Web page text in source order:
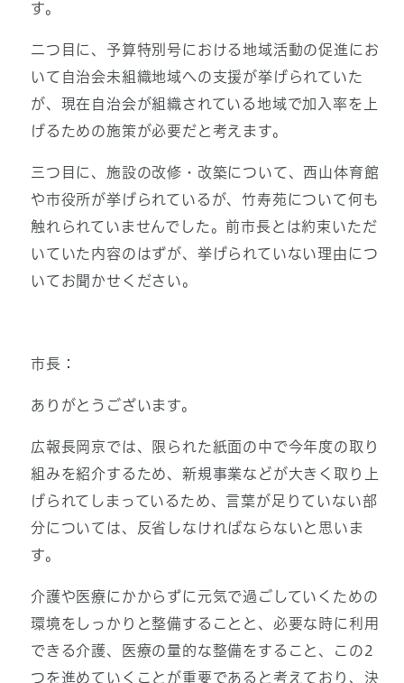
す。
二つ目に、予算特別号における地域活動の促進にお
いて自治会未組織地域への支援が挙げられていた
が、現在自治会が組織されている地域で加入率を上
げるための施策が必要だと考えます。
三つ目に、施設の改修・改築について、西山体育館
や市役所が挙げられているが、竹寿苑について何も
触れられていませんでした。前市長とは約束いただ
いていた内容のはずが、挙げられていない理由につ
いてお聞かせください。
市長：
ありがとうございます。
広報長岡京では、限られた紙面の中で今年度の取り
組みを紹介するため、新規事業などが大きく取り上
げられてしまっているため、言葉が足りていない部
分については、反省しなければならないと思いま
す。
介護や医療にかからずに元気で過ごしていくための
環境をしっかりと整備することと、必要な時に利用
できる介護、医療の量的な整備をすること、この2
つを進めていくことが重要であると考えており、決